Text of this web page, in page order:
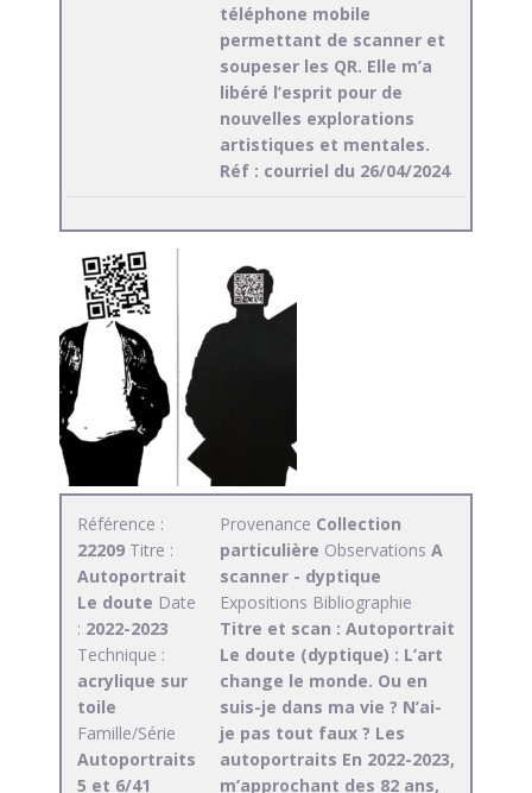
téléphone mobile
permettant de scanner et
soupeser les QR. Elle m’a
libéré l’esprit pour de
nouvelles explorations
artistiques et mentales.
Réf : courriel du 26/04/2024
Référence :
22209 Titre :
Autoportrait
Le doute Date
: 2022-2023
Technique :
acrylique sur
toile
Famille/Série
Autoportraits
5 et 6/41
Provenance Collection
particulière Observations A
scanner - dyptique
Expositions Bibliographie
Titre et scan : Autoportrait
Le doute (dyptique) : L’art
change le monde. Ou en
suis-je dans ma vie ? N’ai-
je pas tout faux ? Les
autoportraits En 2022-2023,
m’approchant des 82 ans,